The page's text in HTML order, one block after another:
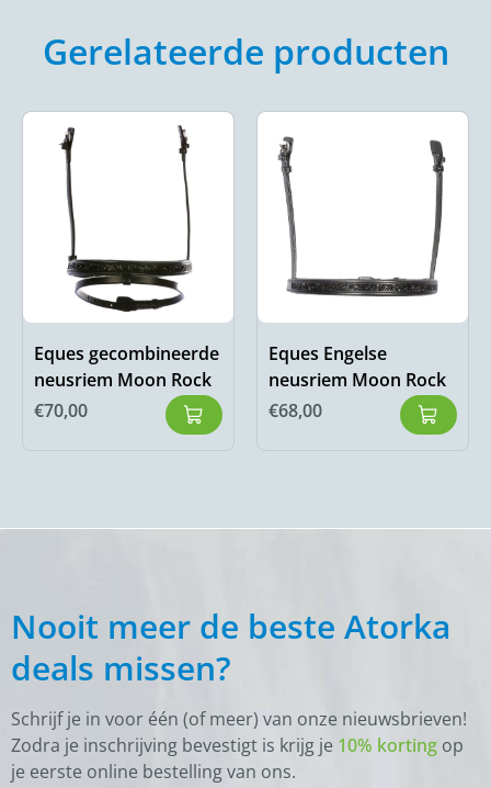
Gerelateerde producten
Eques gecombineerde
neusriem Moon Rock
€70,00
Eques Engelse
neusriem Moon Rock
€68,00
Nooit meer de beste Atorka
deals missen?
Schrijf je in voor één (of meer) van onze nieuwsbrieven!
Zodra je inschrijving bevestigt is krijg je 10% korting op
je eerste online bestelling van ons.